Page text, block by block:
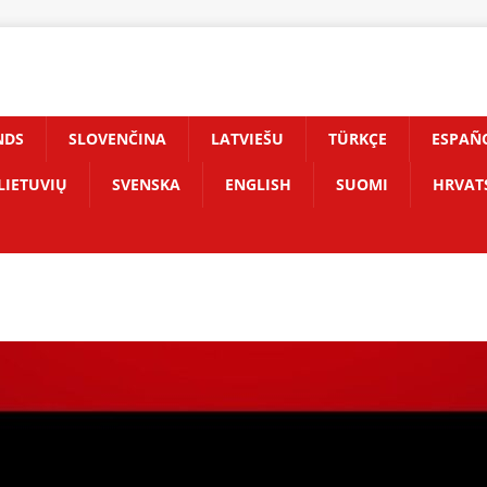
SLOVENČINA LATVIEŠU TÜRKÇE
SVENSKA ENGLISH SUOMI